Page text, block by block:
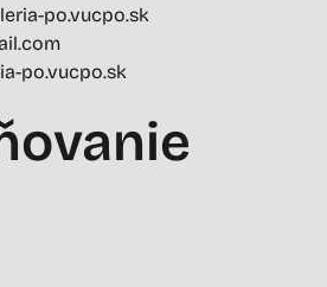
po.vucpo.sk
po.vucpo.sk